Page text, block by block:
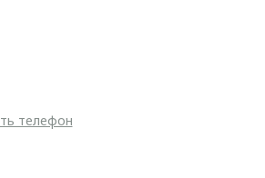
телефон